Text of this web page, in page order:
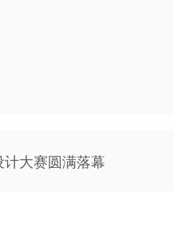
计大赛圆满落幕